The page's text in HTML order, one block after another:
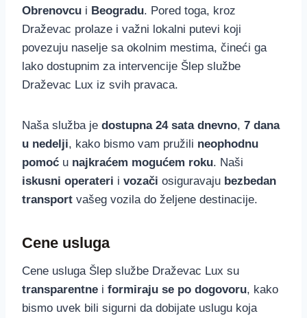
Obrenovcu i Beogradu. Pored toga, kroz
Draževac prolaze i važni lokalni putevi koji
povezuju naselje sa okolnim mestima, čineći ga
lako dostupnim za intervencije Šlep službe
Draževac Lux iz svih pravaca.
Naša služba je dostupna 24 sata dnevno, 7 dana
u nedelji, kako bismo vam pružili neophodnu
pomoć u najkraćem mogućem roku. Naši
iskusni operateri i vozači osiguravaju bezbedan
transport vašeg vozila do željene destinacije.
Cene usluga
Cene usluga Šlep službe Draževac Lux su
transparentne i formiraju se po dogovoru, kako
bismo uvek bili sigurni da dobijate uslugu koja